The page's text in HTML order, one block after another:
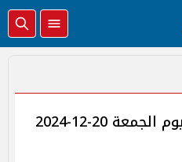
سعر الريال السعودي اليوم الجمعة 20-12-2024